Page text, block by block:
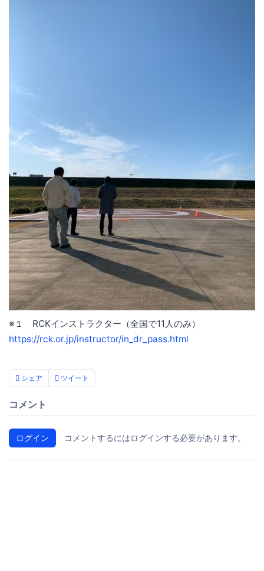
※１ RCKインストラクター（全国で11人のみ）
https://rck.or.jp/instructor/in_dr_pass.html
シェア ツイート
コメント
ログイン コメントするにはログインする必要があります。